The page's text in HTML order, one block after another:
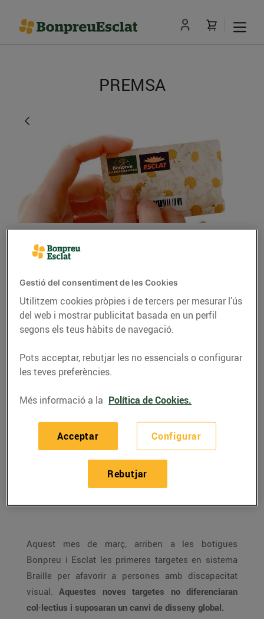
PREMSA
Bonpreu i Esclat
adapten la seva targeta
client al sistema Braille
15/de març/2021
o amb discapacitat visual greu a
Catalunya.
Des del compromís de Bon Preu amb la
societat neix la necessitat d’adoptar
mesures perquè aquest col·lectiu pugui
gaudir d’un servei essencial en les
condicions més òptimes.
La primera iniciativa que es va implantar
va ser adaptar els fullets promocionals
Aquest mes de març, arriben a les botigues
Bonpreu i Esclat les primeres targetes en sistema
Braille per afavorir a persones amb discapacitat
visual. Aquestes noves targetes no diferenciaran
col·lectius i suposaran un canvi de disseny global.
Gestió del consentiment de les Cookies
Utilitzem cookies pròpies i de tercers per mesurar l’ús
del web i mostrar publicitat basada en un perfil
segons els teus hàbits de navegació.
Pots acceptar, rebutjar les no essencials o configurar
les teves preferències.
Més informació a la Política de Cookies.
Configurar
Rebutjar
Acceptar